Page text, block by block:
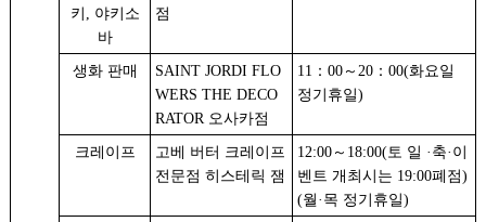
키, 야키소
바
점
생화 판매
SAINT JORDI FLO
WERS THE DECO
RATOR 오사카점
11：00～20：00(화요일
정기휴일)
크레이프
고베 버터 크레이프
전문점 히스테릭 잼
12:00～18:00(토 일 ·축·이
벤트 개최시는 19:00폐점)
(월·목 정기휴일)